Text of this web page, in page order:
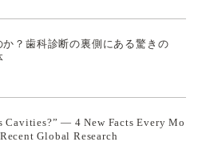
？歯科診断の裏側にある驚きの
Cavities?” — 4 New Facts Every Mo
Global Research